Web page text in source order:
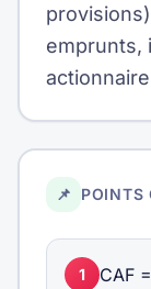
emprunts,
📌 POINTS
1
CAF